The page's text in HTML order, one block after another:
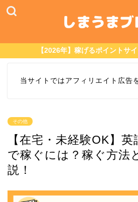
【2026年】稼げるポイントサ
当サイトではアフィリエイト広告
その他
【在宅・未経験OK】
で稼ぐには？稼ぐ方法
説！